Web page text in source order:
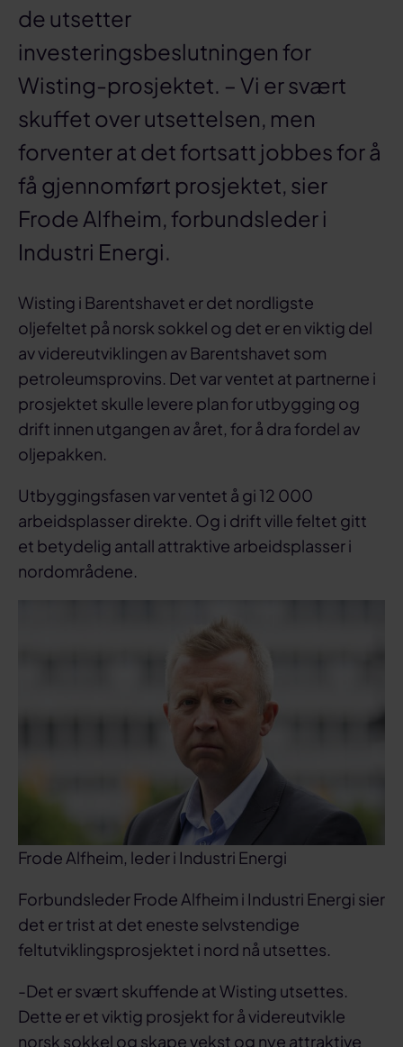
de utsetter
investeringsbeslutningen for
Wisting-prosjektet. – Vi er svært
skuffet over utsettelsen, men
forventer at det fortsatt jobbes for å
få gjennomført prosjektet, sier
Frode Alfheim, forbundsleder i
Industri Energi.
Wisting i Barentshavet er det nordligste
oljefeltet på norsk sokkel og det er en viktig del
av videreutviklingen av Barentshavet som
petroleumsprovins. Det var ventet at partnerne i
prosjektet skulle levere plan for utbygging og
drift innen utgangen av året, for å dra fordel av
oljepakken.
Utbyggingsfasen var ventet å gi 12 000
arbeidsplasser direkte. Og i drift ville feltet gitt
et betydelig antall attraktive arbeidsplasser i
nordområdene.
Frode Alfheim, leder i Industri Energi
Forbundsleder Frode Alfheim i Industri Energi sier
det er trist at det eneste selvstendige
feltutviklingsprosjektet i nord nå utsettes.
-Det er svært skuffende at Wisting utsettes.
Dette er et viktig prosjekt for å videreutvikle
norsk sokkel og skape vekst og nye attraktive